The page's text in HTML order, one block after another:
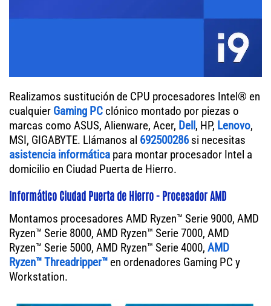
Realizamos sustitución de CPU procesadores Intel® en
cualquier Gaming PC clónico montado por piezas o
marcas como ASUS, Alienware, Acer, Dell, HP, Lenovo,
MSI, GIGABYTE. Llámanos al 692500286si necesitas
asistencia informática para montar procesador Intel a
domicilio en Ciudad Puerta de Hierro.
Informático Ciudad Puerta de Hierro - Procesador AMD
Montamos procesadores AMD Ryzen™ Serie 9000, AMD
Ryzen™ Serie 8000, AMD Ryzen™ Serie 7000, AMD
Ryzen™ Serie 5000, AMD Ryzen™ Serie 4000, AMD
Ryzen™ Threadripper™ en ordenadores Gaming PC y
Workstation.